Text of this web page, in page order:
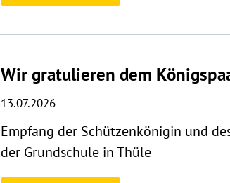
Wir gratulieren dem
13.07.2026
Empfang der Schützenkönigin und
der Grundschule in Thüle